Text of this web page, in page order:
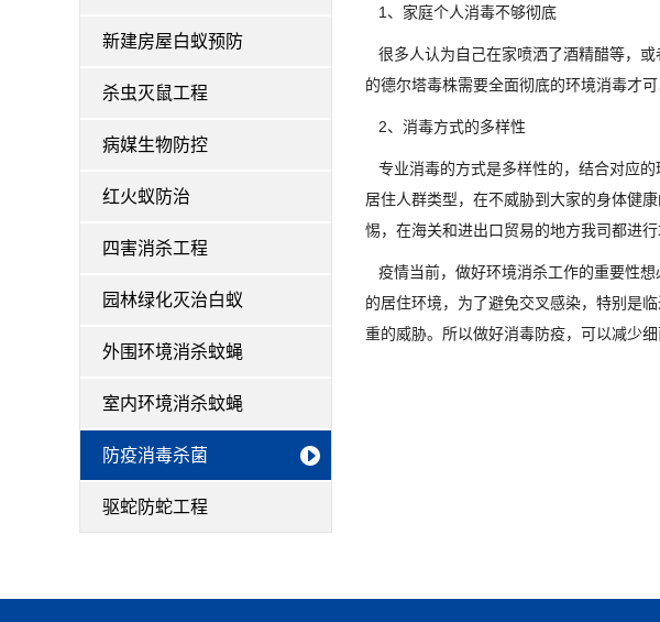
新建房屋白蚁预防
杀虫灭鼠工程
病媒生物防控
红火蚁防治
四害消杀工程
园林绿化灭治白蚁
外围环境消杀蚊蝇
室内环境消杀蚊蝇
防疫消毒杀菌
驱蛇防蛇工程
1、家庭个人消毒不够彻底
很多人认为自己在家喷洒了酒精醋等，
的德尔塔毒株需要全面彻底的环境消毒才
2、消毒方式的多样性
专业消毒的方式是多样性的，结合对应
居住人群类型，在不威胁到大家的身体健
惕，在海关和进出口贸易的地方我司都进
疫情当前，做好环境消杀工作的重要性
的居住环境，为了避免交叉感染，特别是
重的威胁。所以做好消毒防疫，可以减少